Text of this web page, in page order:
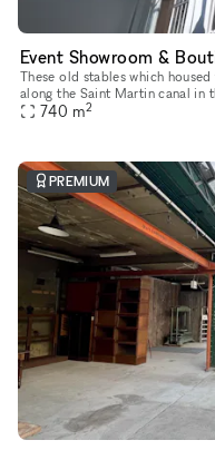
Event Showroom &
These old stables which
along the Saint Martin canal in
du Tarn” before becoming a
740 m2
PREMIUM